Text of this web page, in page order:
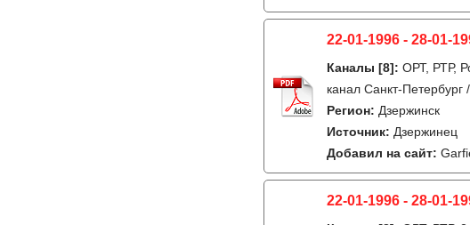
22-01-1996 - 28-01-
Каналы [8]: ОРТ, РТР,
канал Санкт-
Регион: Дзержинск
Источник: Дзержинец
Добавил на сайт:
22-01-1996 - 28-01-